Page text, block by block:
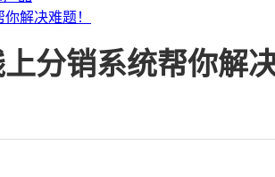
解决难题！
分销系统帮你解决